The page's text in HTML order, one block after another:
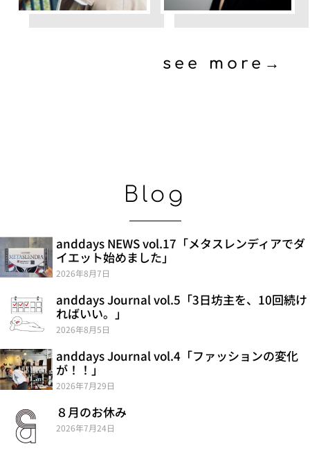
see more→
Blog
anddays NEWS vol.17「メタスレンディアでダ
イエット始めました」
2026年8月7日
anddays Journal vol.5「3日坊主を、10回続け
ればいい。」
2026年8月5日
anddays Journal vol.4「ファッションの変化
が！！」
2026年7月29日
８月のお休み
2026年7月24日